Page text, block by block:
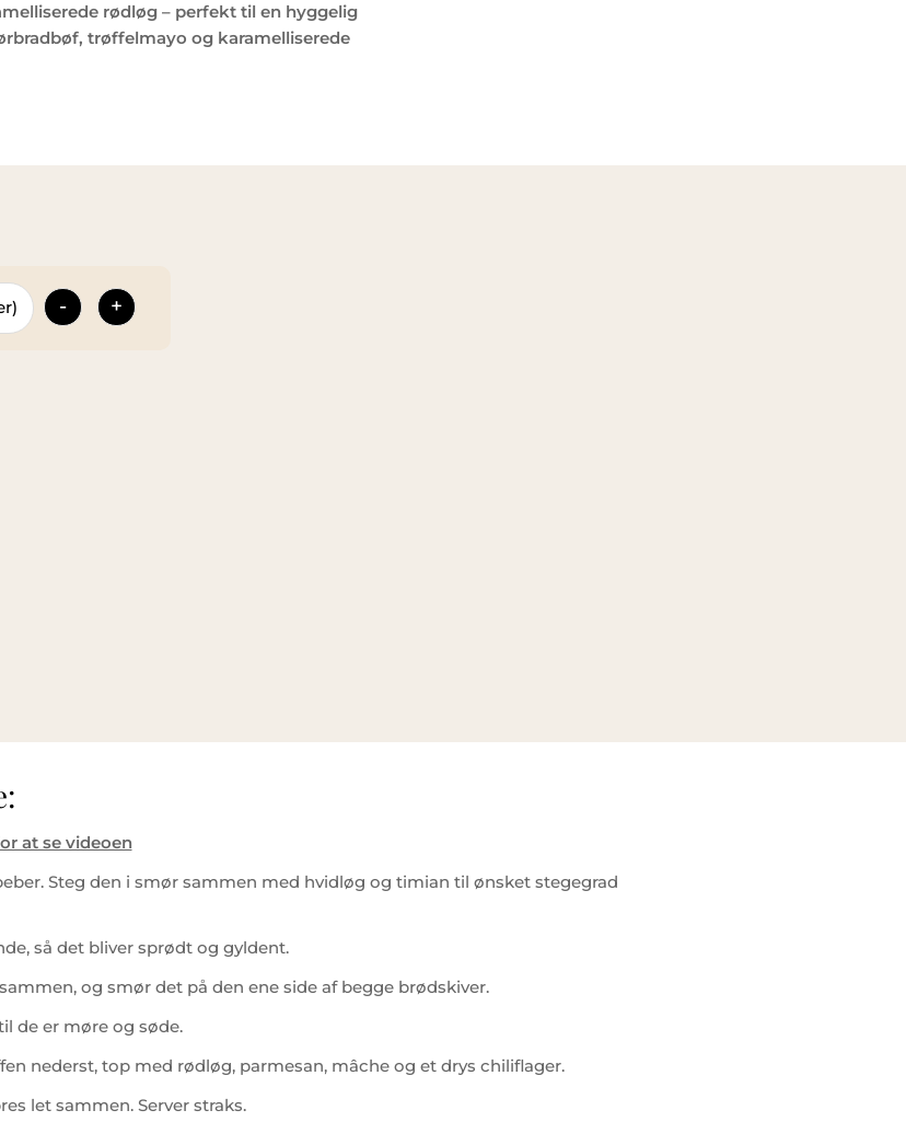
rødløg – perfekt til en hyggelig
trøffelmayo og karamelliserede
- +
at se videoen
Steg den i smør sammen med hvidløg og timian til ønsket stegegrad
så det bliver sprødt og gyldent.
og smør det på den ene side af begge brødskiver.
de er møre og søde.
nederst, top med rødløg, parmesan, mâche og et drys chiliflager.
let sammen. Server straks.